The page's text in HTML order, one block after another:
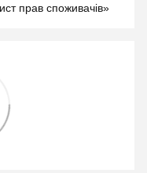
прав споживачів»